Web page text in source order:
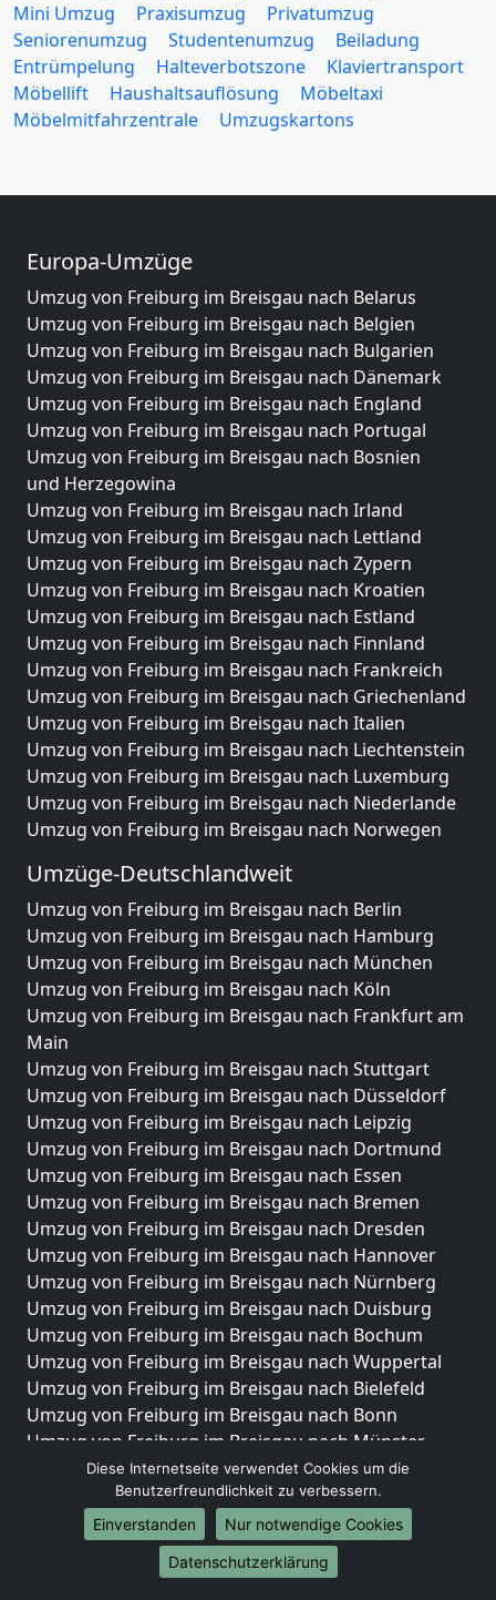
Mini Umzug
Praxisumzug
Privatumzug
Seniorenumzug
Studentenumzug
Beiladung
Entrümpelung
Halteverbotszone
Klaviertransport
Möbellift
Haushaltsauflösung
Möbeltaxi
Möbelmitfahrzentrale
Umzugskartons
Europa-Umzüge
Umzug von Freiburg im Breisgau nach Belarus
Umzug von Freiburg im Breisgau nach Belgien
Umzug von Freiburg im Breisgau nach Bulgarien
Umzug von Freiburg im Breisgau nach Dänemark
Umzug von Freiburg im Breisgau nach England
Umzug von Freiburg im Breisgau nach Portugal
Umzug von Freiburg im Breisgau nach Bosnien
und Herzegowina
Umzug von Freiburg im Breisgau nach Irland
Umzug von Freiburg im Breisgau nach Lettland
Umzug von Freiburg im Breisgau nach Zypern
Umzug von Freiburg im Breisgau nach Kroatien
Umzug von Freiburg im Breisgau nach Estland
Umzug von Freiburg im Breisgau nach Finnland
Umzug von Freiburg im Breisgau nach Frankreich
Umzug von Freiburg im Breisgau nach Griechenland
Umzug von Freiburg im Breisgau nach Italien
Umzug von Freiburg im Breisgau nach Liechtenstein
Umzug von Freiburg im Breisgau nach Luxemburg
Umzug von Freiburg im Breisgau nach Niederlande
Umzug von Freiburg im Breisgau nach Norwegen
Umzüge-Deutschlandweit
Umzug von Freiburg im Breisgau nach Berlin
Umzug von Freiburg im Breisgau nach Hamburg
Umzug von Freiburg im Breisgau nach München
Umzug von Freiburg im Breisgau nach Köln
Umzug von Freiburg im Breisgau nach Frankfurt am
Main
Umzug von Freiburg im Breisgau nach Stuttgart
Umzug von Freiburg im Breisgau nach Düsseldorf
Umzug von Freiburg im Breisgau nach Leipzig
Umzug von Freiburg im Breisgau nach Dortmund
Umzug von Freiburg im Breisgau nach Essen
Umzug von Freiburg im Breisgau nach Bremen
Umzug von Freiburg im Breisgau nach Dresden
Umzug von Freiburg im Breisgau nach Hannover
Umzug von Freiburg im Breisgau nach Nürnberg
Umzug von Freiburg im Breisgau nach Duisburg
Umzug von Freiburg im Breisgau nach Bochum
Umzug von Freiburg im Breisgau nach Wuppertal
Umzug von Freiburg im Breisgau nach Bielefeld
Umzug von Freiburg im Breisgau nach Bonn
Umzug von Freiburg im Breisgau nach Münster
Internationale-Umzüge
Umzug von Freiburg im Breisgau nach Brasilien
Umzug von Freiburg im Breisgau nach Brunei
Diese Internetseite verwendet Cookies um die
Benutzerfreundlichkeit zu verbessern.
Einverstanden
Nur notwendige Cookies
Datenschutzerklärung